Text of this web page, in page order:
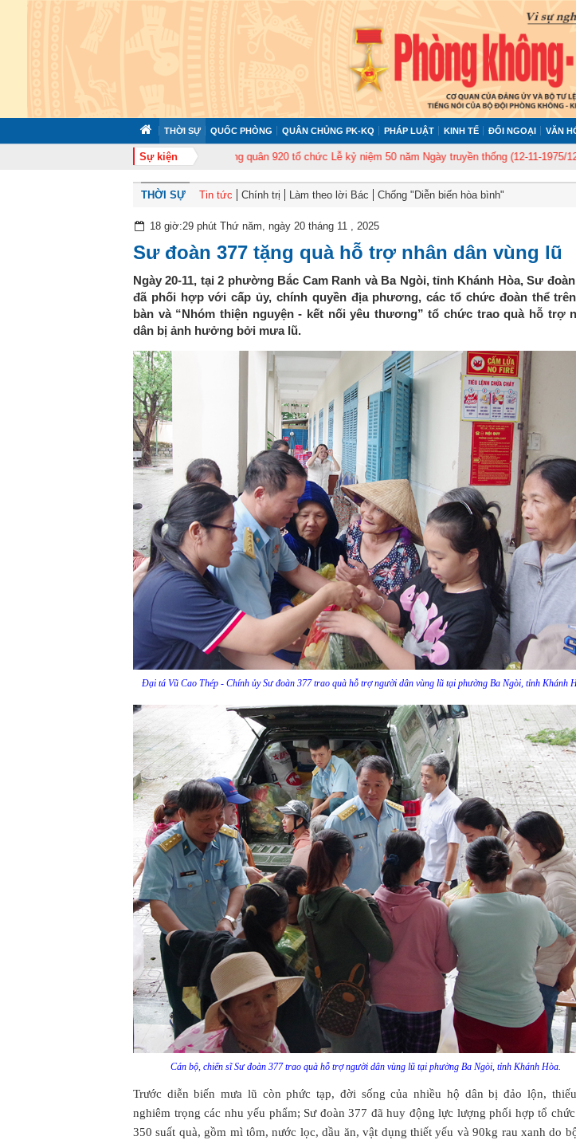
THỜI SỰ QUỐC PHÒNG QUÂN CHỦNG PK-KQ PHÁP LUẬT KINH TẾ ĐỐI NGOẠI VĂN
Sự kiện
Trung đoàn Không quân 920 tổ chức Lễ kỷ niệm 50 năm Ngày truyền thống (12-11-1975/12-11-
THỜI SỰ Tin tức Chính trị Làm theo lời Bác Chống "Diễn biến hòa bình"
18 giờ:29 phút Thứ năm, ngày 20 tháng 11 , 2025
Sư đoàn 377 tặng quà hỗ trợ nhân dân vùng lũ
Ngày 20-11, tại 2 phường Bắc Cam Ranh và Ba Ngòi, tỉnh Khánh Hòa, Sư đoàn
đã phối hợp với cấp ủy, chính quyền địa phương, các tổ chức đoàn thể
bàn và “Nhóm thiện nguyện - kết nối yêu thương” tổ chức trao quà hỗ trợ
dân bị ảnh hưởng bởi mưa lũ.
Đại tá Vũ Cao Thép - Chính ủy Sư đoàn 377 trao quà hỗ trợ người dân vùng lũ tại phường Ba Ngòi, tỉnh Khánh
Cán bộ, chiến sĩ Sư đoàn 377 trao quà hỗ trợ người dân vùng lũ tại phường Ba Ngòi, tỉnh Khánh Hòa.
Trước diễn biến mưa lũ còn phức tạp, đời sống của nhiều hộ dân bị đảo lộn,
nghiêm trọng các nhu yếu phẩm; Sư đoàn 377 đã huy động lực lượng phối hợp tổ chức
350 suất quà, gồm mì tôm, nước lọc, dầu ăn, vật dụng thiết yếu và 90kg rau xanh do